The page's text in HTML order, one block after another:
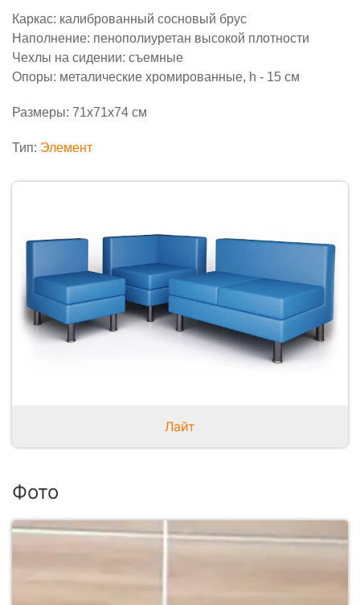
Каркас: калиброванный сосновый брус
Наполнение: пенополиуретан высокой плотности
Чехлы на сидении: съемные
Опоры: металические хромированные, h - 15 см
Размеры: 71х71х74 см
Тип: Элемент
Лайт
Фото